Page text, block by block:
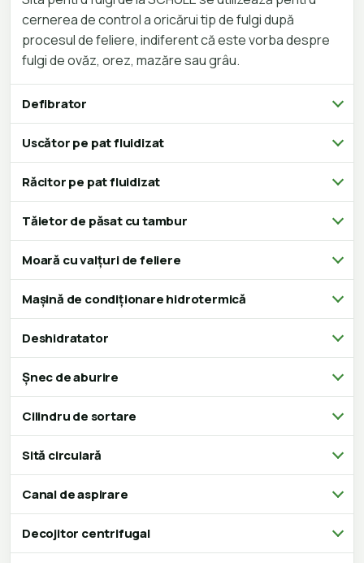
cernerea de control a oricărui tip de fulgi după
procesul de feliere, indiferent că este vorba despre
fulgi de ovăz, orez, mazăre sau grâu.
Defibrator
Uscător pe pat fluidizat
Răcitor pe pat fluidizat
Tăietor de păsat cu tambur
Moară cu valțuri de feliere
Mașină de condiționare hidrotermică
Deshidratator
Șnec de aburire
Cilindru de sortare
Sită circulară
Canal de aspirare
Decojitor centrifugal